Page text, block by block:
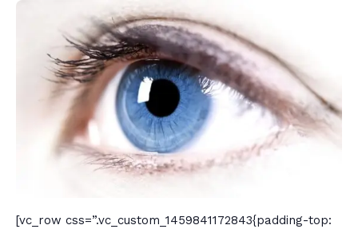
[vc_row css=”.vc_custom_1459841172843{padding-top: